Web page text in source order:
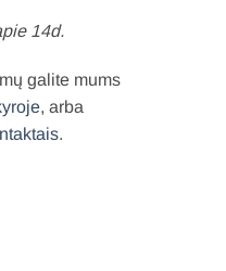
14d.
galite mums
, arba
.